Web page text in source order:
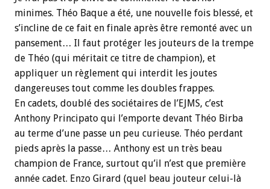
minimes. Théo Baque a été, une nouvelle fois blessé, et
s’incline de ce fait en finale après être remonté avec un
pansement… Il faut protéger les jouteurs de la trempe
de Théo (qui méritait ce titre de champion), et
appliquer un règlement qui interdit les joutes
dangereuses tout comme les doubles frappes.
En cadets, doublé des sociétaires de l’EJMS, c’est
Anthony Principato qui l’emporte devant Théo Birba
au terme d’une passe un peu curieuse. Théo perdant
pieds après la passe… Anthony est un très beau
champion de France, surtout qu’il n’est que première
année cadet. Enzo Girard (quel beau jouteur celui-là